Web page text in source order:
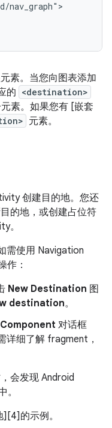
nav_graph">
素。当您向图表添加
的 <destination>
素。如果您有 [嵌套
元素。
创建目的地。您还
的地，或创建占位符
。
需使用 Navigation
作：
New Destination 图
destination。
对话框
详细了解 fragment，
会发现 Android
。
的示例。